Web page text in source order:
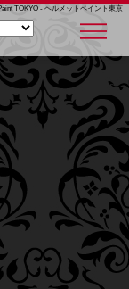
TOKYO - ヘルメットペイント東京